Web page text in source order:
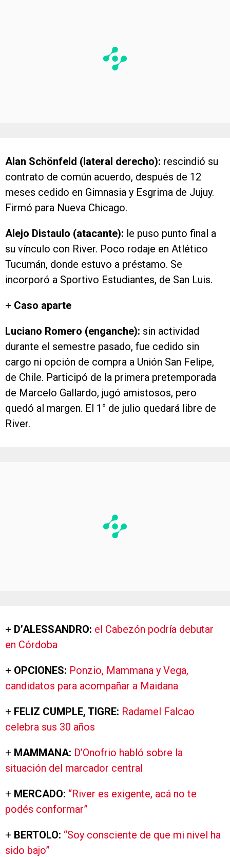
Alan Schönfeld (lateral derecho): rescindió su
contrato de común acuerdo, después de 12
meses cedido en Gimnasia y Esgrima de Jujuy.
Firmó para Nueva Chicago.
Alejo Distaulo (atacante): le puso punto final a
su vínculo con River. Poco rodaje en Atlético
Tucumán, donde estuvo a préstamo. Se
incorporó a Sportivo Estudiantes, de San Luis.
+ Caso aparte
Luciano Romero (enganche): sin actividad
durante el semestre pasado, fue cedido sin
cargo ni opción de compra a Unión San Felipe,
de Chile. Participó de la primera pretemporada
de Marcelo Gallardo, jugó amistosos, pero
quedó al margen. El 1° de julio quedará libre de
River.
+ D’ALESSANDRO: el Cabezón podría debutar
en Córdoba
+ OPCIONES: Ponzio, Mammana y Vega,
candidatos para acompañar a Maidana
+ FELIZ CUMPLE, TIGRE: Radamel Falcao
celebra sus 30 años
+ MAMMANA: D’Onofrio habló sobre la
situación del marcador central
+ MERCADO: “River es exigente, acá no te
podés conformar”
+ BERTOLO: “Soy consciente de que mi nivel ha
sido bajo”